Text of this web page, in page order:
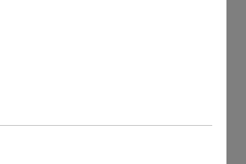
ORLEN Skylight